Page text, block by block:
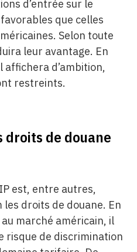
d’entrée sur le
que celles
Selon toute
leur avantage. En
d’ambition,
restreints.
droits de douane
est, entre autres,
les droits de douane. En
au marché américain, il
risque de discrimination